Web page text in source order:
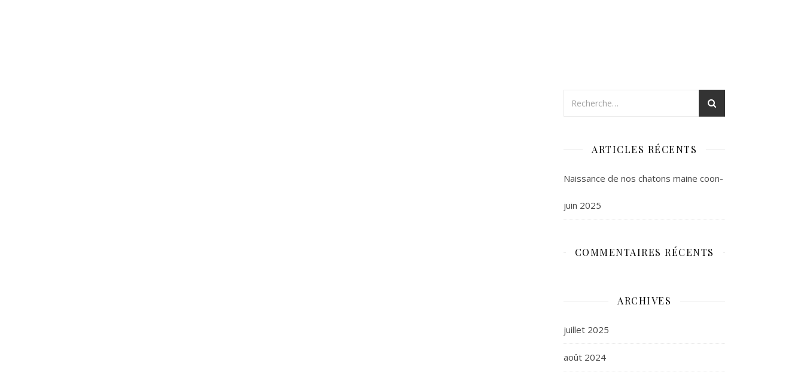
ARTICLES RÉCENTS
Naissance de nos chatons maine coon-
juin 2025
COMMENTAIRES RÉCENTS
ARCHIVES
juillet 2025
août 2024